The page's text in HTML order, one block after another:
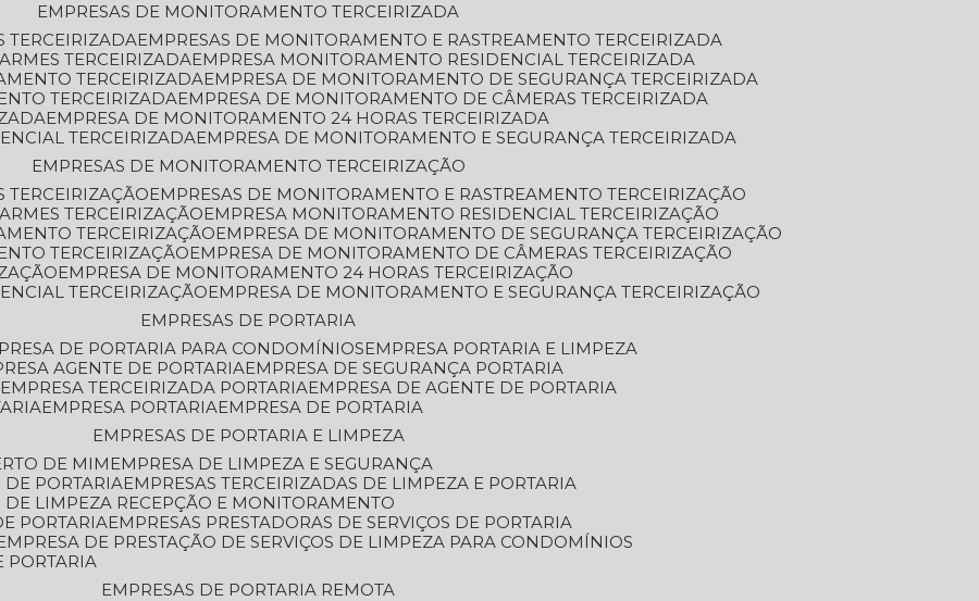
EMPRESAS DE MONITORAMENTO TERCEIRIZADA
TERCEIRIZADA
EMPRESAS DE MONITORAMENTO E RASTREAMENTO TERCEIRIZADA
TERCEIRIZADA
EMPRESA MONITORAMENTO RESIDENCIAL TERCEIRIZADA
TERCEIRIZADA
EMPRESA DE MONITORAMENTO DE SEGURANÇA TERCEIRIZADA
TERCEIRIZADA
EMPRESA DE MONITORAMENTO DE CÂMERAS TERCEIRIZADA
EMPRESA DE MONITORAMENTO 24 HORAS TERCEIRIZADA
TERCEIRIZADA
EMPRESA DE MONITORAMENTO E SEGURANÇA TERCEIRIZADA
EMPRESAS DE MONITORAMENTO TERCEIRIZAÇÃO
TERCEIRIZAÇÃO
EMPRESAS DE MONITORAMENTO E RASTREAMENTO TERCEIRIZAÇÃO
TERCEIRIZAÇÃO
EMPRESA MONITORAMENTO RESIDENCIAL TERCEIRIZAÇÃO
TERCEIRIZAÇÃO
EMPRESA DE MONITORAMENTO DE SEGURANÇA TERCEIRIZAÇÃO
TERCEIRIZAÇÃO
EMPRESA DE MONITORAMENTO DE CÂMERAS TERCEIRIZAÇÃO
EMPRESA DE MONITORAMENTO 24 HORAS TERCEIRIZAÇÃO
TERCEIRIZAÇÃO
EMPRESA DE MONITORAMENTO E SEGURANÇA TERCEIRIZAÇÃO
EMPRESAS DE PORTARIA
DE PORTARIA PARA CONDOMÍNIOS
EMPRESA PORTARIA E LIMPEZA
AGENTE DE PORTARIA
EMPRESA DE SEGURANÇA PORTARIA
EMPRESA TERCEIRIZADA PORTARIA
EMPRESA DE AGENTE DE PORTARIA
EMPRESA PORTARIA
EMPRESA DE PORTARIA
EMPRESAS DE PORTARIA E LIMPEZA
DE MIM
EMPRESA DE LIMPEZA E SEGURANÇA
DE PORTARIA
EMPRESAS TERCEIRIZADAS DE LIMPEZA E PORTARIA
DE LIMPEZA RECEPÇÃO E MONITORAMENTO
PORTARIA
EMPRESAS PRESTADORAS DE SERVIÇOS DE PORTARIA
EMPRESA DE PRESTAÇÃO DE SERVIÇOS DE LIMPEZA PARA CONDOMÍNIOS
PORTARIA
EMPRESAS DE PORTARIA REMOTA